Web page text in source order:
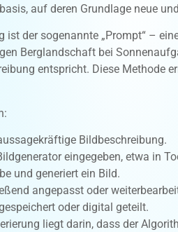
auf deren Grundlage neue
ist der sogenannte „Prompt“ –
Berglandschaft bei
entspricht. Diese Methode
Bildbeschreibung.
eingegeben, etwa in
und generiert ein Bild.
angepasst oder
oder digital geteilt.
liegt darin, dass der